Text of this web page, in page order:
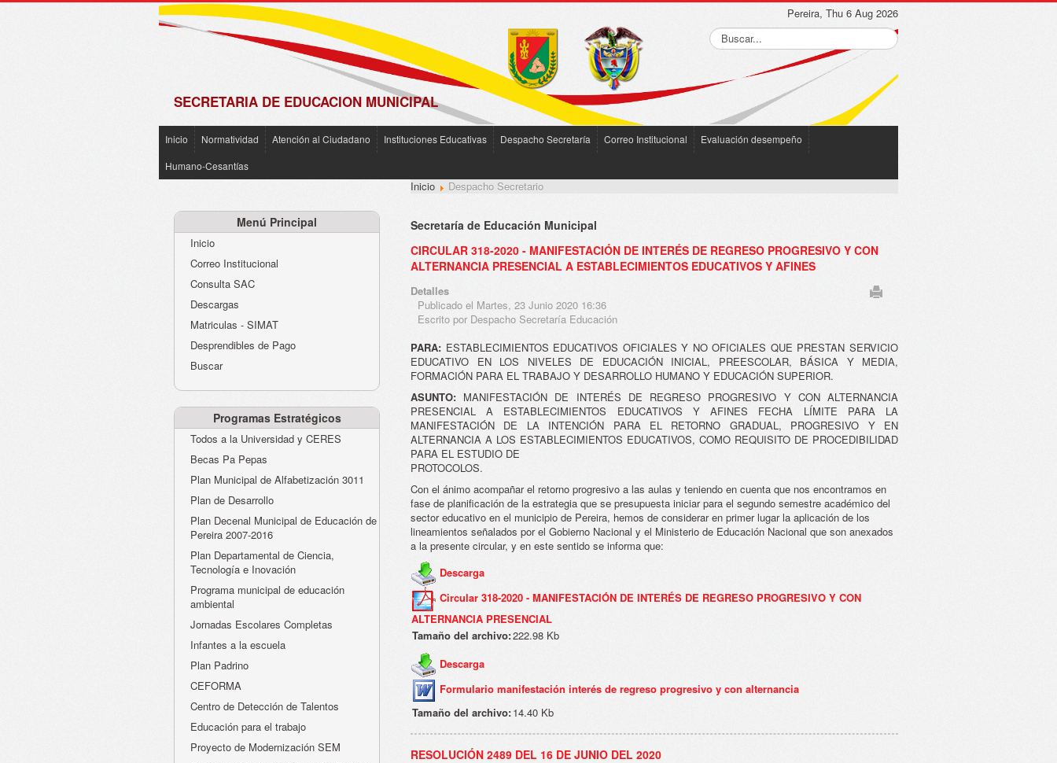
SECRETARIA DE EDUCACION MUNICIPAL
Pereira, Thu 6 Aug 2026
Inicio Normatividad Atención al Ciudadano Instituciones Educativas Despacho Secretaría Correo Institucional
Evaluación desempeño
Humano-Cesantías
Menú Principal
Inicio
Correo Institucional
Consulta SAC
Descargas
Matriculas - SIMAT
Desprendibles de Pago
Buscar
Programas Estratégicos
Todos a la Universidad y CERES
Becas Pa Pepas
Plan Municipal de Alfabetización 3011
Plan de Desarrollo
Plan Decenal Municipal de Educación de
Pereira 2007-2016
Plan Departamental de Ciencia,
Tecnología e Inovación
Programa municipal de educación
ambiental
Jornadas Escolares Completas
Infantes a la escuela
Plan Padrino
CEFORMA
Centro de Detección de Talentos
Educación para el trabajo
Proyecto de Modernización SEM
de
Inicio Despacho Secretario
Secretaría de Educación Municipal
CIRCULAR 318-2020 - MANIFESTACIÓN DE INTERÉS DE REGRESO PROGRESIVO Y CON
ALTERNANCIA PRESENCIAL A ESTABLECIMIENTOS EDUCATIVOS Y AFINES
Detalles
Publicado el Martes, 23 Junio 2020 16:36
Escrito por Despacho Secretaría Educación
PARA: ESTABLECIMIENTOS EDUCATIVOS OFICIALES Y NO OFICIALES QUE PRESTAN SERVICIO
EDUCATIVO EN LOS NIVELES DE EDUCACIÓN INICIAL, PREESCOLAR, BÁSICA Y MEDIA,
FORMACIÓN PARA EL TRABAJO Y DESARROLLO HUMANO Y EDUCACIÓN SUPERIOR.
ASUNTO: MANIFESTACIÓN DE INTERÉS DE REGRESO PROGRESIVO Y CON ALTERNANCIA
PRESENCIAL A ESTABLECIMIENTOS EDUCATIVOS Y AFINES FECHA LÍMITE PARA LA
MANIFESTACIÓN DE LA INTENCIÓN PARA EL RETORNO GRADUAL, PROGRESIVO Y EN
ALTERNANCIA A LOS ESTABLECIMIENTOS EDUCATIVOS, COMO REQUISITO DE PROCEDIBILIDAD
PARA EL ESTUDIO DE
PROTOCOLOS.
Con el ánimo acompañar el retorno progresivo a las aulas y teniendo en cuenta que nos encontramos en
fase de planificación de la estrategia que se presupuesta iniciar para el segundo semestre académico del
sector educativo en el municipio de Pereira, hemos de considerar en primer lugar la aplicación de los
lineamientos señalados por el Gobierno Nacional y el Ministerio de Educación Nacional que son anexados
a la presente circular, y en este sentido se informa que:
Descarga
Circular 318-2020 - MANIFESTACIÓN DE INTERÉS DE REGRESO PROGRESIVO Y CON
ALTERNANCIA PRESENCIAL
Tamaño del archivo:222.98 Kb
Descarga
Formulario manifestación interés de regreso progresivo y con alternancia
Tamaño del archivo:14.40 Kb
RESOLUCIÓN 2489 DEL 16 DE JUNIO DEL 2020